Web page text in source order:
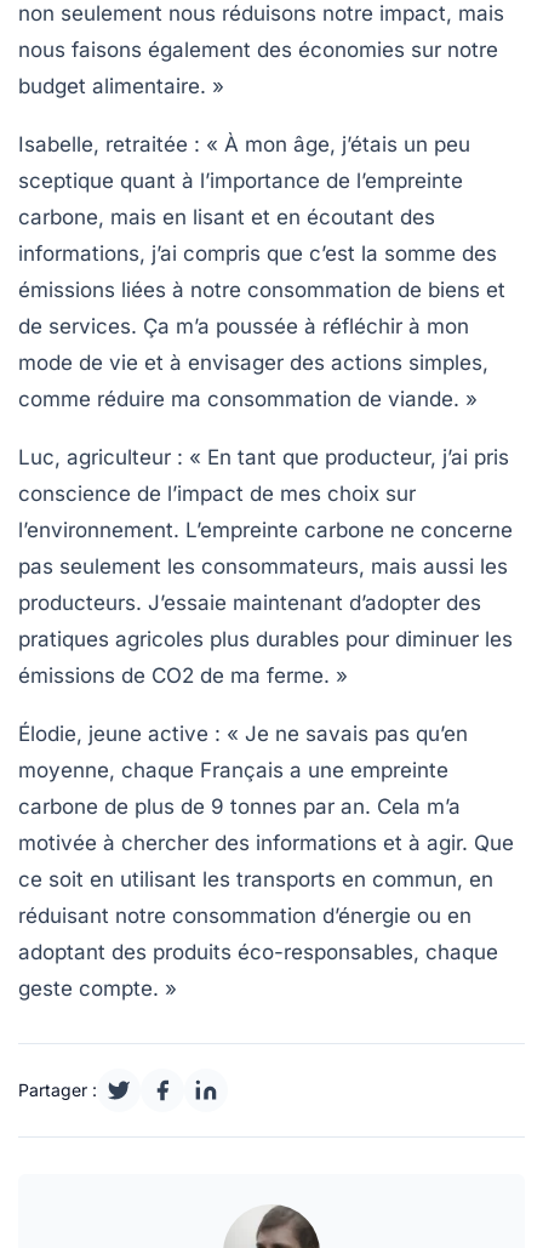
non seulement nous réduisons notre impact, mais
nous faisons également des économies sur notre
budget alimentaire. »
Isabelle, retraitée : « À mon âge, j’étais un peu
sceptique quant à l’importance de l’empreinte
carbone, mais en lisant et en écoutant des
informations, j’ai compris que c’est la somme des
émissions liées à notre consommation de biens et
de services. Ça m’a poussée à réfléchir à mon
mode de vie et à envisager des actions simples,
comme réduire ma consommation de viande. »
Luc, agriculteur : « En tant que producteur, j’ai pris
conscience de l’impact de mes choix sur
l’environnement. L’empreinte carbone ne concerne
pas seulement les consommateurs, mais aussi les
producteurs. J’essaie maintenant d’adopter des
pratiques agricoles plus durables pour diminuer les
émissions de CO2 de ma ferme. »
Élodie, jeune active : « Je ne savais pas qu’en
moyenne, chaque Français a une empreinte
carbone de plus de 9 tonnes par an. Cela m’a
motivée à chercher des informations et à agir. Que
ce soit en utilisant les transports en commun, en
réduisant notre consommation d’énergie ou en
adoptant des produits éco-responsables, chaque
geste compte. »
Partager :